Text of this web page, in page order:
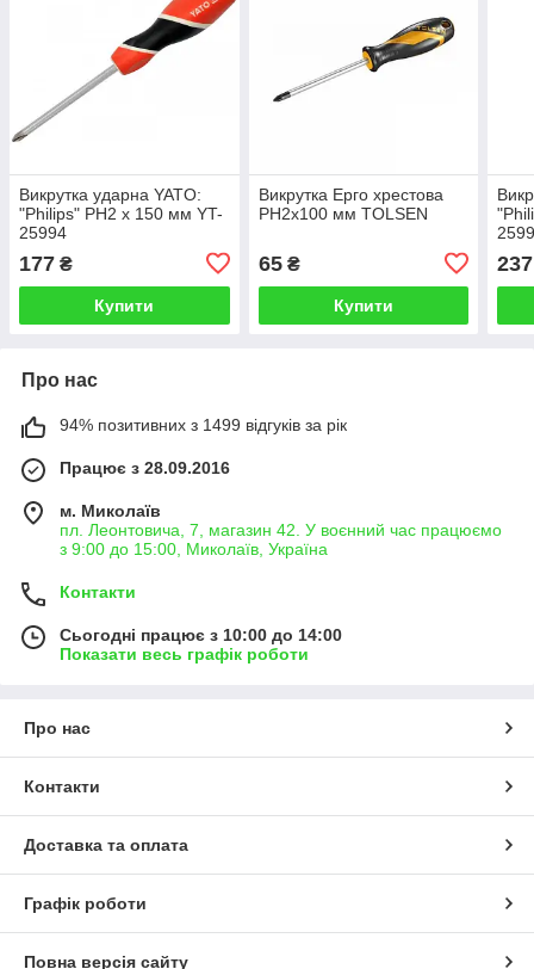
Викрутка ударна YATO:
"Philips" PH2 х 150 мм YT-
25994
177 ₴
Купити
Викрутка Ерго хрестова
PH2х100 мм TOLSEN
65₴
Купити
237
Про нас
94% позитивних з 1499 відгуків за рік
Працює з 28.09.2016
м. Миколаїв
пл. Леонтовича, 7, магазин 42. У воєнний час працюємо
з 9:00 до 15:00, Миколаїв, Україна
Контакти
Сьогодні працює з 10:00 до 14:00
Показати весь графік роботи
Про нас
Контакти
Доставка та оплата
Графік роботи
Повна версія сайту